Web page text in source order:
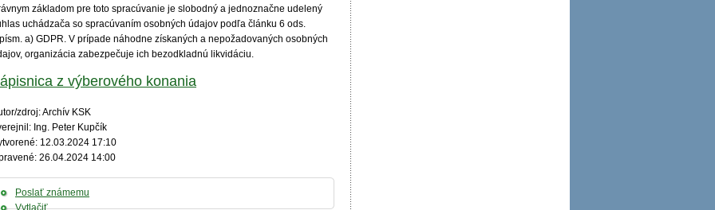
základom pre toto spracúvanie je slobodný a jednoznačne udelený
uchádzača so spracúvaním osobných údajov podľa článku 6 ods.
a) GDPR. V prípade náhodne získaných a nepožadovaných osobných
organizácia zabezpečuje ich bezodkladnú likvidáciu.
z výberového konania
zdroj: Archív KSK
Ing. Peter Kupčík
12.03.2024 17:10
26.04.2024 14:00
Poslať známemu
Vytlačiť